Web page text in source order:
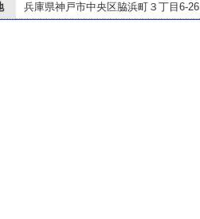
兵庫県神戸市中央区脇浜町３丁目6-26